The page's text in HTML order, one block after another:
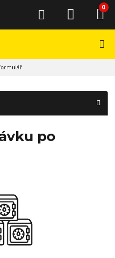
0
po